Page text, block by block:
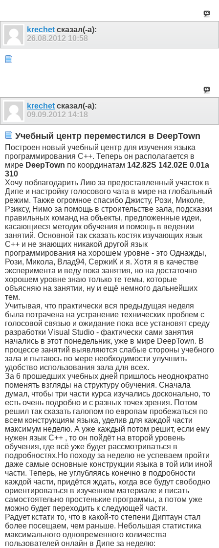
krechet сказал(-а):
26.08.2012 10:58
krechet сказал(-а):
09.09.2012 14:18
Учебный центр переместился в DeepTown
Построен новый учебный центр для изучения языка
программирования C++. Теперь он располагается в
мире DeepTown по координатам 142.82S 142.02E 0.01a
310
Хочу поблагодарить Лию за предоставленный участок в
Дипе и настройку голосового чата в мире на глобальный
режим. Также огромное спасибо Джисту, Рози, Миколе,
Рзиксу, Нимо за помощь в строительстве зала, подсказки
правильных команд на объекты, предложенные идеи,
касающиеся методик обучения и помощь в ведении
занятий. Основной так сказать костяк изучающих язык
С++ и не знающих никакой другой язык
программирования на хорошем уровне - это Однажды,
Рози, Микола, Влад94, СержиК и я. Хотя я в качестве
эксперимента и веду пока занятия, но на достаточно
хорошем уровне знаю только те темы, которые
объясняю на занятии, ну и ещё немного дальнейших
тем.
Учитывая, что практически вся предыдущая неделя
была потрачена на устранение технических проблем с
голосовой связью и ожидание пока все установят среду
разработки Visual Studio - фактически сами занятия
начались в этот понедельник, уже в мире DeepTown. В
процессе занятий выявляются слабые стороны учебного
зала и пытаюсь по мере необходимости улучшить
удобство использования зала для всех.
За 6 прошедших учебных дней пришлось неоднократно
поменять взгляды на структуру обучения. Сначала
думал, чтобы три части курса изучались досконально, то
есть очень подробно и с разных точек зрения. Потом
решил так сказать галопом по европам пробежаться по
всем конструкциям языка, уделив для каждой части
максимум неделю. А уже каждый потом решит, если ему
нужен язык С++ , то он пойдёт на второй уровень
обучения, где всё уже будет рассмотриваться в
подробностях.Но походу за неделю не успеваем пройти
даже самые основные конструкции языка в той или иной
части. Теперь, не углубляясь конечно в подробности
каждой части, придётся ждать, когда все будут свободно
ориентироваться в изученном материале и писать
самостоятельно простенькие программы, а потом уже
можно будет переходить к следующей части.
Радует кстати то, что в какой-то степени Диптаун стал
более посещаем, чем раньше. Небольшая статистика
максимального одновременного количества
пользователей онлайн в Дипе за неделю: